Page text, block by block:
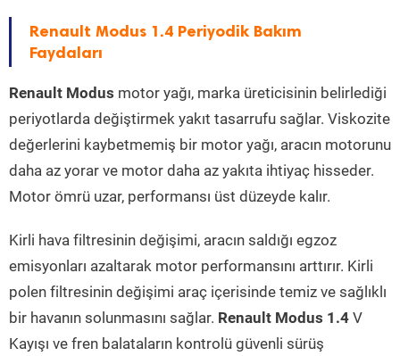
Renault Modus 1.4 Periyodik Bakım
Faydaları
Renault Modus motor yağı, marka üreticisinin belirlediği
periyotlarda değiştirmek yakıt tasarrufu sağlar. Viskozite
değerlerini kaybetmemiş bir motor yağı, aracın motorunu
daha az yorar ve motor daha az yakıta ihtiyaç hisseder.
Motor ömrü uzar, performansı üst düzeyde kalır.
Kirli hava filtresinin değişimi, aracın saldığı egzoz
emisyonları azaltarak motor performansını arttırır. Kirli
polen filtresinin değişimi araç içerisinde temiz ve sağlıklı
bir havanın solunmasını sağlar. Renault Modus 1.4 V
Kayışı ve fren balataların kontrolü güvenli sürüş